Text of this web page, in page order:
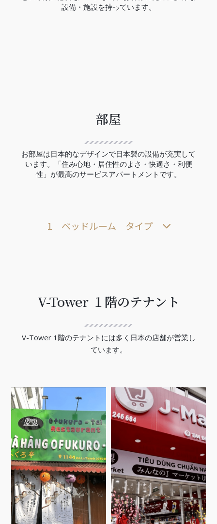
設備・施設を持っています。
部屋
お部屋は日本的なデザインで日本製の設備が充実して
います。「住み心地・居住性のよさ・快適さ・利便
性」が最高のサービスアパートメントです。
1 ベッドルーム タイプ
V-Tower １階のテナント
V-Tower 1階のテナントには多く日本の店舗が営業し
ています。